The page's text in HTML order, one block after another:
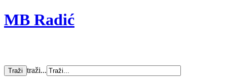
MB Radić
traži...